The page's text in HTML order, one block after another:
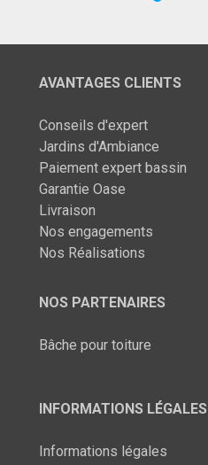
AVANTAGES CLIENTS
Conseils d'expert
Jardins d'Ambiance
Paiement expert bassin
Garantie Oase
Livraison
Nos engagements
Nos Réalisations
NOS PARTENAIRES
Bâche pour toiture
INFORMATIONS LÉGALES
Informations légales